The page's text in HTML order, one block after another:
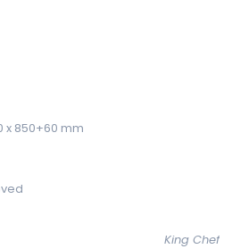
x 850+60 mm
King Chef